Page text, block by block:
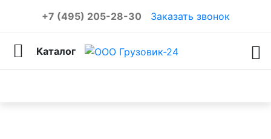
+7 (495) 205-28-30 Заказать звонок
Каталог